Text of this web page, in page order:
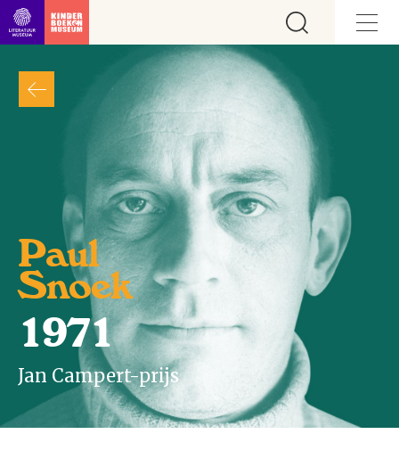
Ga direct naar inhoud
Paul
Snoek
1971
Jan Campert-prijs